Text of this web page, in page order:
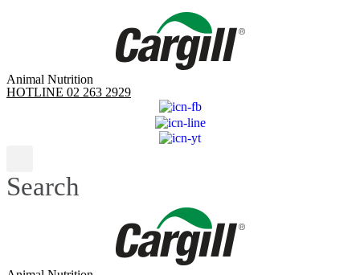
Animal Nutrition
HOTLINE 02 263 2929
Search